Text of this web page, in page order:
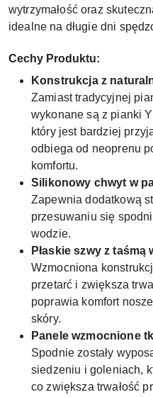
wytrzymałość oraz
idealne na długie dni
Cechy Produktu:
Konstrukcja z
Zamiast tradycyjnej
wykonane są z pianki
który jest bardziej
odbiega od neoprenu
komfortu.
Silikonowy chwyt w
Zapewnia dodatkową
przesuwaniu się
wodzie.
Płaskie szwy z
Wzmocniona
przetarć i zwiększa
poprawia komfort
skóry.
Panele wzmocnione
Spodnie zostały
siedzeniu i goleniach,
co zwiększa trwałość